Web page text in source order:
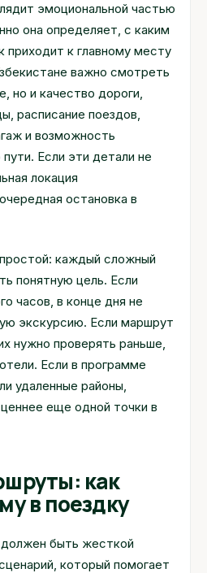
эмоциональной частью
она определяет, с каким
приходит к главному месту
важно смотреть
но и качество дороги,
расписание поездов,
и возможность
Если эти детали не
локация
остановка в
каждый сложный
понятную цель. Если
часов, в конце дня не
экскурсию. Если маршрут
нужно проверять раньше,
Если в программе
удаленные районы,
еще одной точки в
как
в поездку
быть жесткой
который помогает